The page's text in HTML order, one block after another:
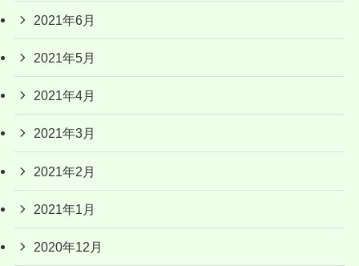
2021年6月
2021年5月
2021年4月
2021年3月
2021年2月
2021年1月
2020年12月